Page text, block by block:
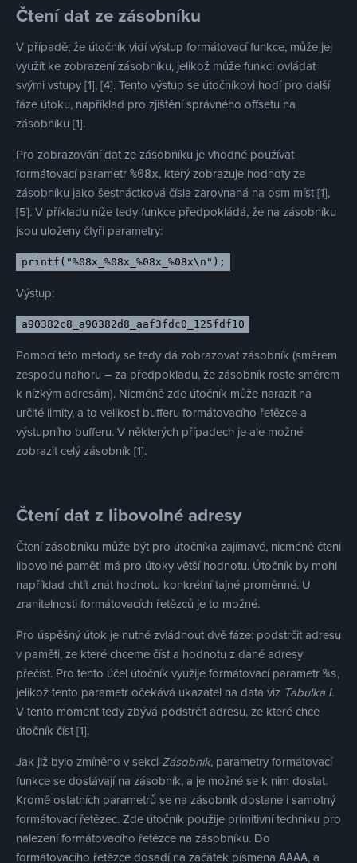
Čtení dat ze zásobníku
V případě, že útočník vidí výstup formátovací funkce, může jej
využít ke zobrazení zásobníku, jelikož může funkci ovládat
svými vstupy [1], [4]. Tento výstup se útočníkovi hodí pro další
fáze útoku, například pro zjištění správného offsetu na
zásobníku [1].
Pro zobrazování dat ze zásobníku je vhodné používat
formátovací parametr %08x, který zobrazuje hodnoty ze
zásobníku jako šestnáctková čísla zarovnaná na osm míst [1],
[5]. V příkladu níže tedy funkce předpokládá, že na zásobníku
jsou uloženy čtyři parametry:
printf("%08x_%08x_%08x_%08x\n");
Výstup:
a90382c8_a90382d8_aaf3fdc0_125fdf10
Pomocí této metody se tedy dá zobrazovat zásobník (směrem
zespodu nahoru – za předpokladu, že zásobník roste směrem
k nízkým adresám). Nicméně zde útočník může narazit na
určité limity, a to velikost bufferu formátovacího řetězce a
výstupního bufferu. V některých případech je ale možné
zobrazit celý zásobník [1].
Čtení dat z libovolné adresy
Čtení zásobníku může být pro útočníka zajímavé, nicméně čtení
libovolné paměti má pro útoky větší hodnotu. Útočník by mohl
například chtít znát hodnotu konkrétní tajné proměnné. U
zranitelnosti formátovacích řetězců je to možné.
Pro úspěšný útok je nutné zvládnout dvě fáze: podstrčit adresu
v paměti, ze které chceme číst a hodnotu z dané adresy
přečíst. Pro tento účel útočník využije formátovací parametr %s,
jelikož tento parametr očekává ukazatel na data viz Tabulka I.
V tento moment tedy zbývá podstrčit adresu, ze které chce
útočník číst [1].
Jak již bylo zmíněno v sekci Zásobník, parametry formátovací
funkce se dostávají na zásobník, a je možné se k nim dostat.
Kromě ostatních parametrů se na zásobník dostane i samotný
formátovací řetězec. Zde útočník použije primitivní techniku pro
nalezení formátovacího řetězce na zásobníku. Do
formátovacího řetězce dosadí na začátek písmena AAAA, a